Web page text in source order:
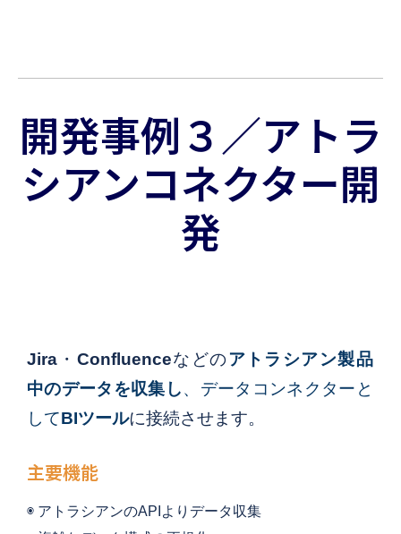
開発事例３／アトラ
シアンコネクター開
発
Jira ・ Confluenceなどのアトラシアン製品
中のデータを収集し、データコンネクターと
してBIツールに接続させます。
主要機能
◉ アトラシアンのAPIよりデータ収集